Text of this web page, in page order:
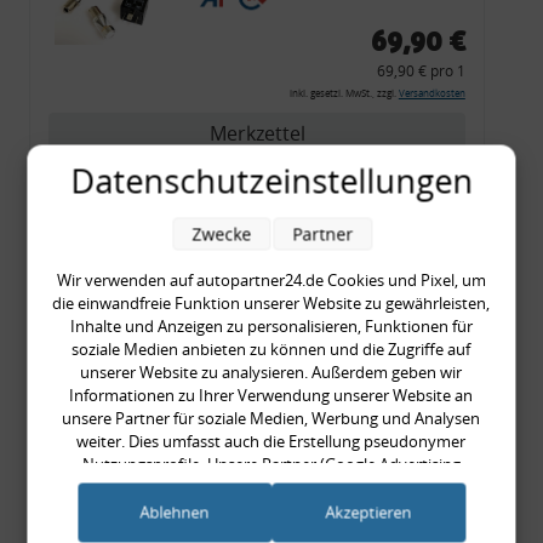
69,90 €
69,90 € pro 1
inkl. gesetzl. MwSt., zzgl. Versandkosten
Merkzettel
Zum Artikel
Rückleuchtenband mit
Blinker, rot, US-Ecken,
Audi 80 Cabrio, Typ 89,
OE-Nr.: 8G0945225 +
8G0945225C
999,99 €
999,99 € pro 1
inkl. gesetzl. MwSt., zzgl.Versandkosten
Datenschutzeinstellungen
Wir verwenden auf autopartner24.de Cookies und Pixel, um
die einwandfreie Funktion unserer Website zu gewährleisten,
Inhalte und Anzeigen zu personalisieren, Funktionen für
soziale Medien anbieten zu können und die Zugriffe auf
unserer Website zu analysieren. Außerdem geben wir
Informationen zu Ihrer Verwendung unserer Website an
unsere Partner für soziale Medien, Werbung und Analysen
weiter. Dies umfasst auch die Erstellung pseudonymer
Nutzungsprofile. Unsere Partner (Google Advertising
Products) führen diese Informationen möglicherweise mit
weiteren Daten zusammen, die Sie ihnen bereitgestellt haben
Zwecke Partner
Ablehnen Akzeptieren